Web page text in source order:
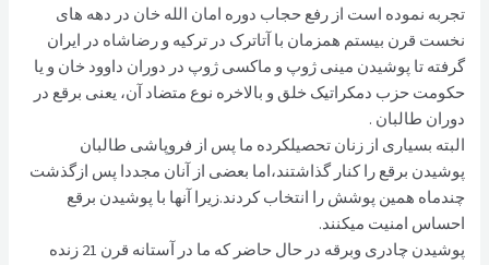
تجربه نموده است از رفع حجاب دوره امان الله خان در دهه های
نخست قرن بیستم همزمان با آتاترک در ترکیه و رضاشاه در ایران
گرفته تا پوشیدن مینی ژوپ و ماکسی ژوپ در دوران داوود خان و یا
حکومت حزب دمکراتیک خلق و بالاخره نوع متضاد آن، یعنی برقع در
دوران طالبان .
البته‌ بسياری از زنان‌ تحصيلكرده‌ ما‌ پس‌ از فروپاشی طالبان‌
پوشيدن‌ برقع‌ را كنار گذاشتند،اما بعضی از آنان‌ مجددا پس‌ ازگذشت‌
چندماه‌ همين‌ پوشش‌ را انتخاب‌ كردند.زیرا آنها با پوشیدن برقع‌
احساس‌ امنيت‌ ميكنند.
پوشيدن چادری وبرقه در حال حاضر که ما در آستانه قرن 21 زنده